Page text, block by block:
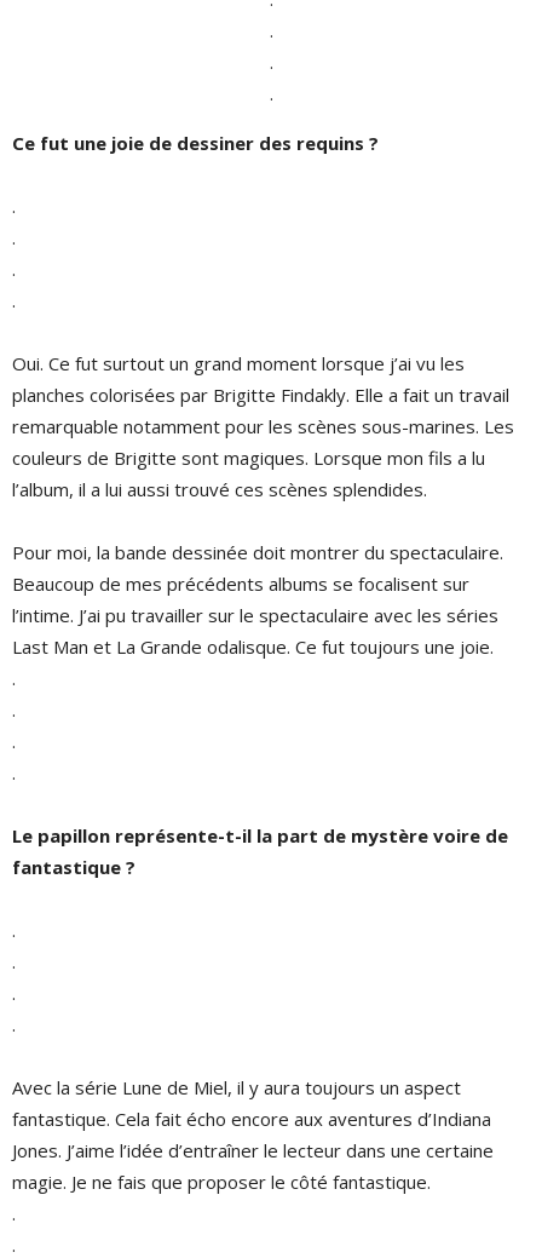
.
.
.
Ce fut une joie de dessiner des requins ?
.
.
.
.
Oui. Ce fut surtout un grand moment lorsque j’ai vu les
planches colorisées par Brigitte Findakly. Elle a fait un travail
remarquable notamment pour les scènes sous-marines. Les
couleurs de Brigitte sont magiques. Lorsque mon fils a lu
l’album, il a lui aussi trouvé ces scènes splendides.
Pour moi, la bande dessinée doit montrer du spectaculaire.
Beaucoup de mes précédents albums se focalisent sur
l’intime. J’ai pu travailler sur le spectaculaire avec les séries
Last Man et La Grande odalisque. Ce fut toujours une joie.
.
.
.
.
Le papillon représente-t-il la part de mystère voire de
fantastique ?
.
.
.
.
Avec la série Lune de Miel, il y aura toujours un aspect
fantastique. Cela fait écho encore aux aventures d’Indiana
Jones. J’aime l’idée d’entraîner le lecteur dans une certaine
magie. Je ne fais que proposer le côté fantastique.
.
.